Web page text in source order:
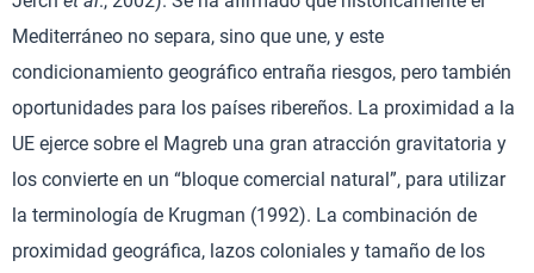
Mediterráneo no separa, sino que une, y este
condicionamiento geográfico entraña riesgos, pero también
oportunidades para los países ribereños. La proximidad a la
UE ejerce sobre el Magreb una gran atracción gravitatoria y
los convierte en un “bloque comercial natural”, para utilizar
la terminología de Krugman (1992). La combinación de
proximidad geográfica, lazos coloniales y tamaño de los